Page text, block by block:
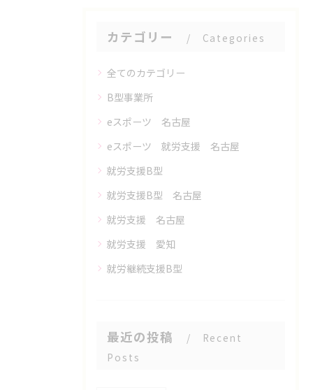
カテゴリー Categories
全てのカテゴリー
B型事業所
eスポーツ 名古屋
eスポーツ 就労支援 名古屋
就労支援B型
就労支援B型 名古屋
就労支援 名古屋
就労支援 愛知
就労継続支援B型
最近の投稿
Recent
Posts